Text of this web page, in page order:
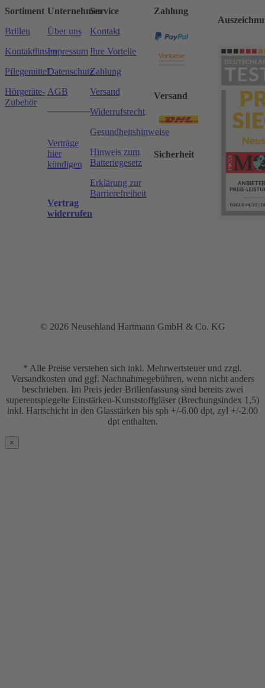
Sortiment
Brillen
Kontaktlinsen
Pflegemittel
Hörgeräte-
Zubehör
Unternehmen
Über uns
Impressum
Datenschutz
AGB
Verträge
hier
kündigen
Vertrag
widerrufen
Service
Kontakt
Ihre Vorteile
Zahlung
Versand
Widerrufsrecht
Gesundheitshinweise
Hinweis zum
Batteriegesetz
Erklärung zur
Barrierefreiheit
Zahlung
Versand
Sicherheit
© 2026 Neusehland Hartmann GmbH & Co. KG
* Alle Preise verstehen sich inkl. Mehrwertsteuer und zzgl.
Versandkosten und ggf. Nachnahmegebühren, wenn nicht anders
beschrieben. Im Preis jeder Brillenfassung sind bereits zwei
superentspiegelte Einstärken-Kunststoffgläser (Brechungsindex 1,5)
inkl. Hartschicht in den Glasstärken bis sph +/-6.00 dpt, zyl +/-2.00
dpt enthalten.
×